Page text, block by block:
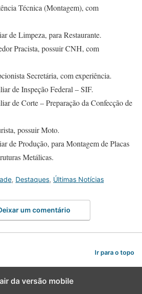
Técnica (Montagem), com
de Limpeza, para Restaurante.
Pracista, possuir CNH, com
Secretária, com experiência.
de Inspeção Federal – SIF.
de Corte – Preparação da Confecção de
possuir Moto.
de Produção, para Montagem de Placas
Metálicas.
, Destaques, Últimas Notícias
um comentário
Ir para o topo
da versão mobile